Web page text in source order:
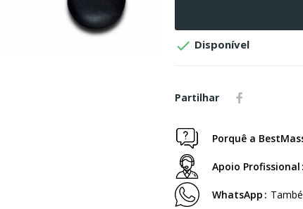
 Disponível
Partilhar
Porquê a
Apoio Profissional
WhatsApp